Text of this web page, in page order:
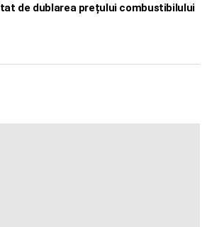
de dublarea prețului combustibilului